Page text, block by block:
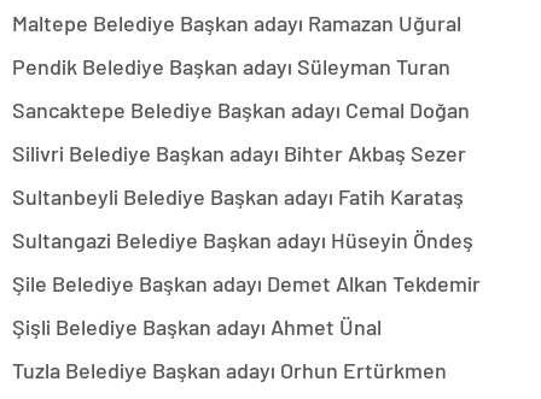
Maltepe Belediye Başkan adayı Ramazan Uğural
Pendik Belediye Başkan adayı Süleyman Turan
Sancaktepe Belediye Başkan adayı Cemal Doğan
Silivri Belediye Başkan adayı Bihter Akbaş Sezer
Sultanbeyli Belediye Başkan adayı Fatih Karataş
Sultangazi Belediye Başkan adayı Hüseyin Öndeş
Şile Belediye Başkan adayı Demet Alkan Tekdemir
Şişli Belediye Başkan adayı Ahmet Ünal
Tuzla Belediye Başkan adayı Orhun Ertürkmen